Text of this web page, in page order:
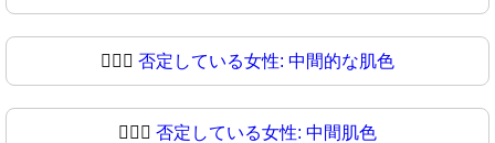
🙎🏾‍♀️ 否定している女性: 中間的な肌色
🙎🏾‍♀ 否定している女性: 中間肌色